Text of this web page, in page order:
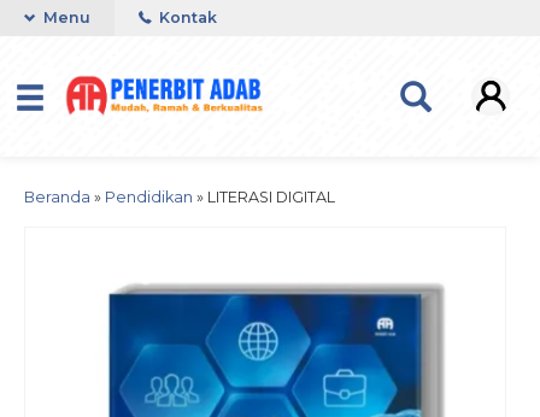
Menu Kontak
Beranda » Pendidikan » LITERASI DIGITAL